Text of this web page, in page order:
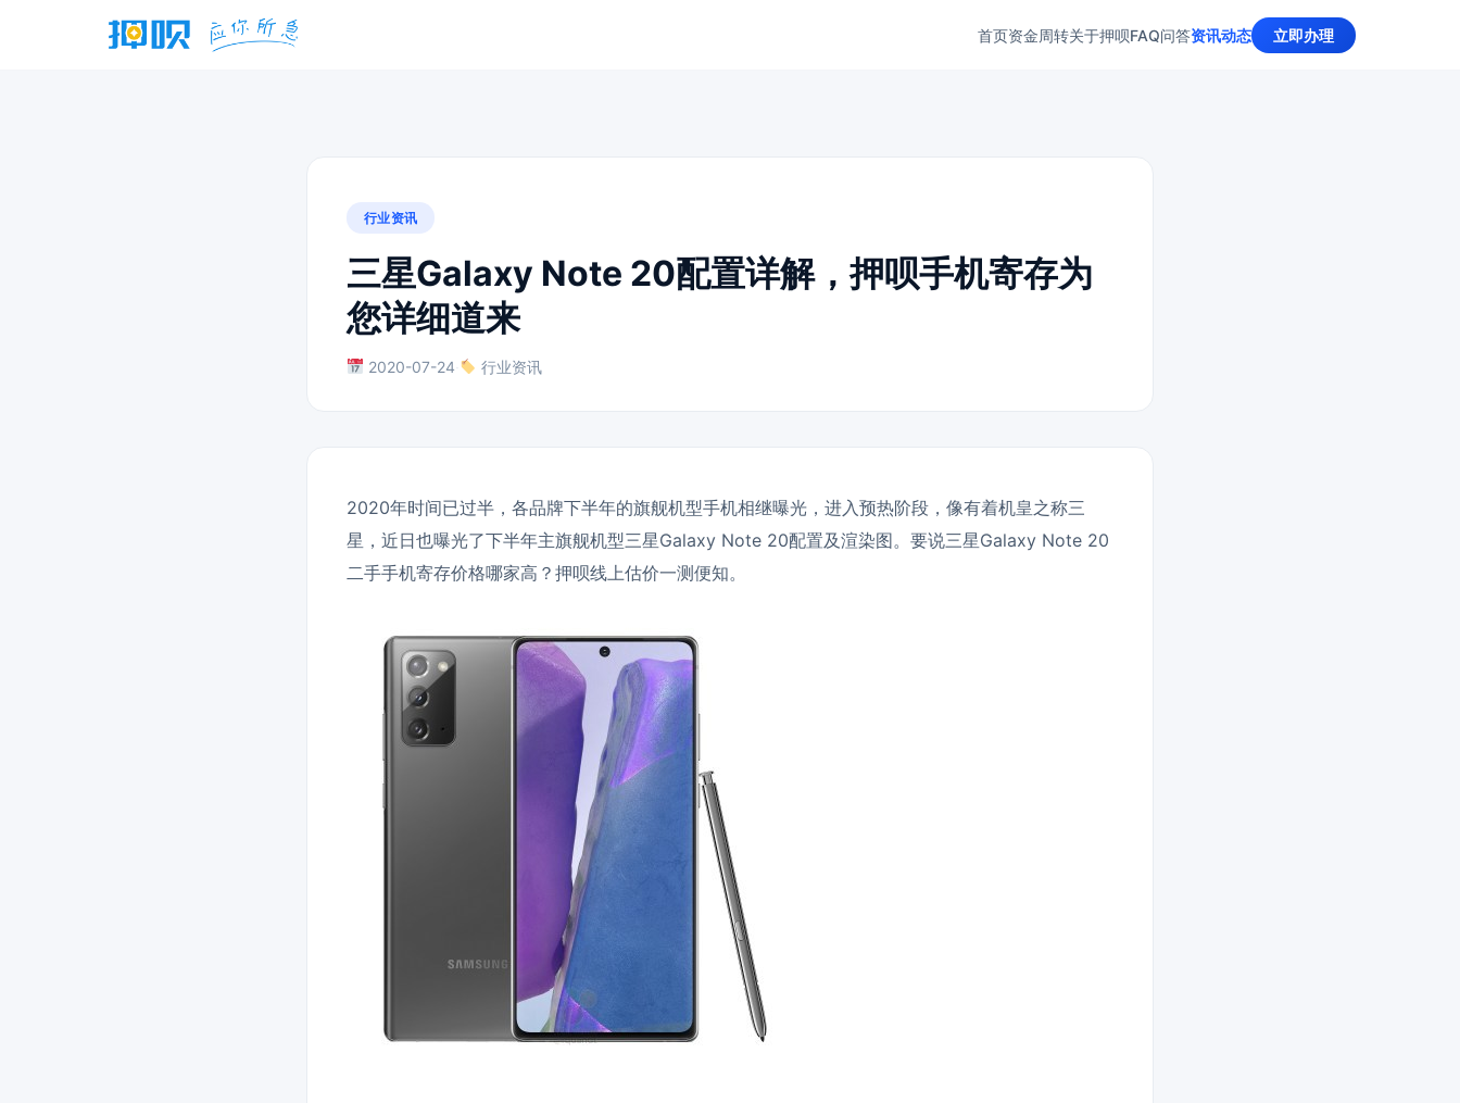
首页资金周转关于押呗FAQ问答资讯动态 立即办理
行业资讯
三星Galaxy Note 20配置详解，押呗手机寄存为
您详细道来
2020-07-24 行业资讯
2020年时间已过半，各品牌下半年的旗舰机型手机相继曝光，进入预热阶段，像有着机皇之称三
星，近日也曝光了下半年主旗舰机型三星Galaxy Note 20配置及渲染图。要说三星Galaxy Note 20
二手手机寄存价格哪家高？押呗线上估价一测便知。